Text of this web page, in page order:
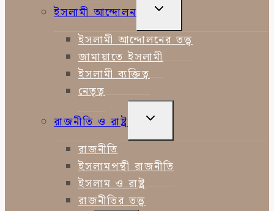
ইসলামী আন্দোলন
TOGGLE
MENU
ইসলামী আন্দোলনের তত্ত্ব
জামায়াতে ইসলামী
ইসলামী ব্যক্তিত্ব
নেতৃত্ব
রাজনীতি ও রাষ্ট্র
TOGGLE
রাজনীতি
ইসলামপন্থী রাজনীতি
ইসলাম ও রাষ্ট্র
রাজনীতির তত্ত্ব